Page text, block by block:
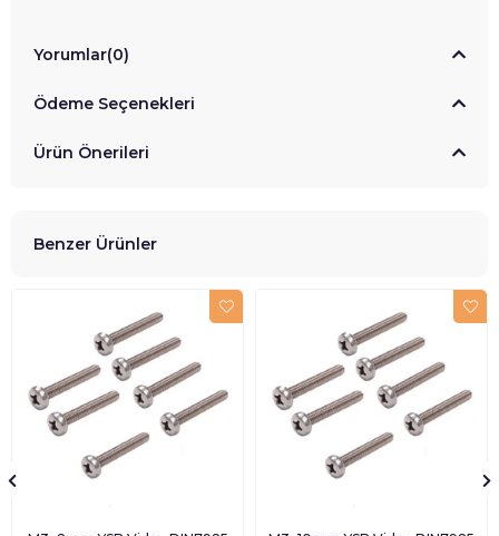
Yorumlar(0)
Ödeme Seçenekleri
Ürün Önerileri
Benzer Ürünler